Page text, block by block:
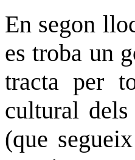
En segon
es troba un
tracta per
cultural dels
(que